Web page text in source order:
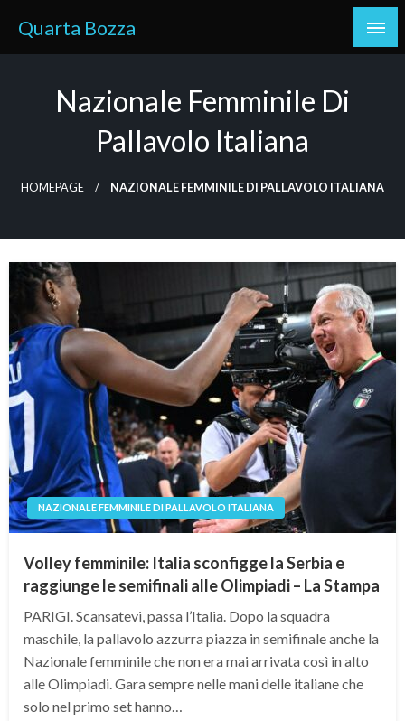
content
Quarta Bozza
Nazionale Femminile Di
Pallavolo Italiana
HOMEPAGE NAZIONALE FEMMINILE DI PALLAVOLO ITALIANA
NAZIONALE FEMMINILE DI PALLAVOLO ITALIANA
Volley femminile: Italia sconfigge la Serbia e
raggiunge le semifinali alle Olimpiadi – La Stampa
PARIGI. Scansatevi, passa l’Italia. Dopo la squadra
maschile, la pallavolo azzurra piazza in semifinale anche la
Nazionale femminile che non era mai arrivata così in alto
alle Olimpiadi. Gara sempre nelle mani delle italiane che
solo nel primo set hanno…